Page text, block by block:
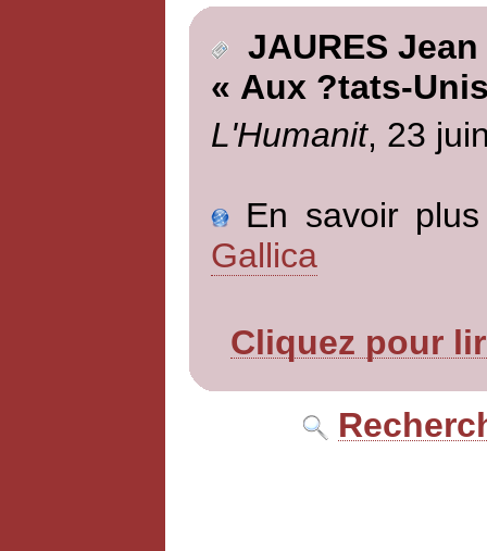
JAURES Jean
« Aux ?tats-
L'Humanit, 23
En savoir
Gallica
Cliquez pour